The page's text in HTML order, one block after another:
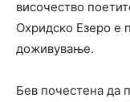
височество
Охридско Езеро е
доживување.
Бев почестена да